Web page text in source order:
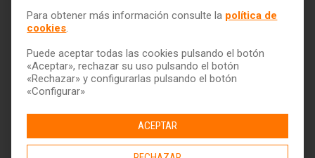
Tarifas y ofertas
Servicio de transporte
Descarga nuestro catálogo
Trabaja con nosotros
Ética y Cumplimiento
Para obtener más información consulte la política de
cookies.
Puede aceptar todas las cookies pulsando el botón
«Aceptar», rechazar su uso pulsando el botón
«Rechazar» y configurarlas pulsando el botón
«Configurar»
ACEPTAR